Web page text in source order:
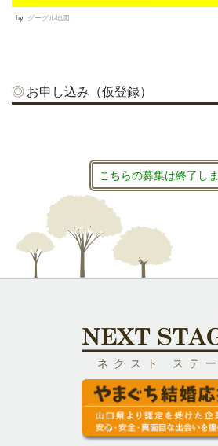
by グーグル地図
お申し込み（仮登録）
こちらの募集は終了しま
ネクスト ステ